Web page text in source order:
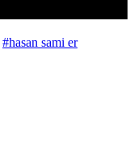
#hasan sami er